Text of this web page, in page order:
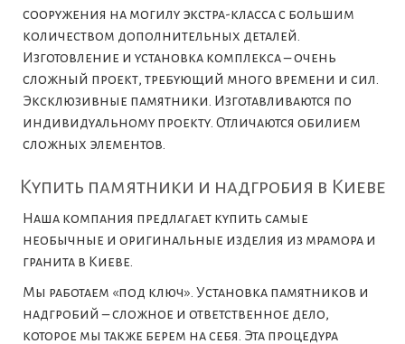
сооружения на могилу экстра-класса с большим
количеством дополнительных деталей.
Изготовление и установка комплекса – очень
сложный проект, требующий много времени и сил.
Эксклюзивные памятники. Изготавливаются по
индивидуальному проекту. Отличаются обилием
сложных элементов.
Купить памятники и надгробия в Киеве
Наша компания предлагает купить самые
необычные и оригинальные изделия из мрамора и
гранита в Киеве.
Мы работаем «под ключ». Установка памятников и
надгробий – сложное и ответственное дело,
которое мы также берем на себя. Эта процедура